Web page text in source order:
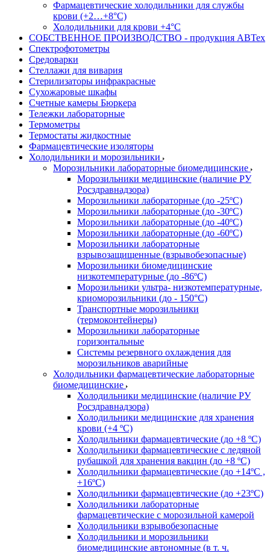
Фармацевтические холодильники для службы
крови (+2…+8°С)
Холодильники для крови +4°С
СОБСТВЕННОЕ ПРОИЗВОДСТВО - продукция АВТех
Спектрофотометры
Средоварки
Стеллажи для вивария
Стерилизаторы инфракрасные
Сухожаровые шкафы
Счетные камеры Бюркера
Тележки лабораторные
Термометры
Термостаты жидкостные
Фармацевтические изоляторы
Холодильники и морозильники
Морозильники лабораторные биомедицинские
Морозильники медицинские (наличие РУ
Росздравнадзора)
Морозильники лабораторные (до -25ºС)
Морозильники лабораторные (до -30ºС)
Морозильники лабораторные (до -40ºС)
Морозильники лабораторные (до -60ºС)
Морозильники лабораторные
взрывозащищенные (взрывобезопасные)
Морозильники биомедицинские
низкотемпературные (до -86ºС)
Морозильники ультра- низкотемпературные,
криоморозильники (до - 150°С)
Транспортные морозильники
(термоконтейнеры)
Морозильники лабораторные
горизонтальные
Системы резервного охлаждения для
морозильников аварийные
Холодильники фармацевтические лабораторные
биомедицинские
Холодильники медицинские (наличие РУ
Росздравнадзора)
Холодильники медицинские для хранения
крови (+4 ºС)
Холодильники фармацевтические (до +8 ºС)
Холодильники фармацевтические с ледяной
рубашкой для хранения вакцин (до +8 ºС)
Холодильники фармацевтические (до +14ºС ,
+16ºС)
Холодильники фармацевтические (до +23ºС)
Холодильники лабораторные
фармацевтические с морозильной камерой
Холодильники взрывобезопасные
Холодильники и морозильники
биомедицинские автономные (в т. ч.